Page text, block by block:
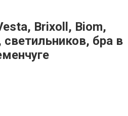
Brixoll, Biom,
бра в